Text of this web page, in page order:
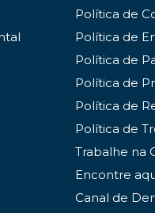
Política de
Política de
Política de
Política de
Política de
Política de
Trabalhe na
Encontre
Canal de